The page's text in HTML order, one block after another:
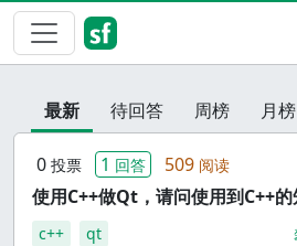
最新 待回答 周榜 月榜
0 投票 1 回答 509 阅读
使用C++做Qt，请问使用到C++
c++ qt